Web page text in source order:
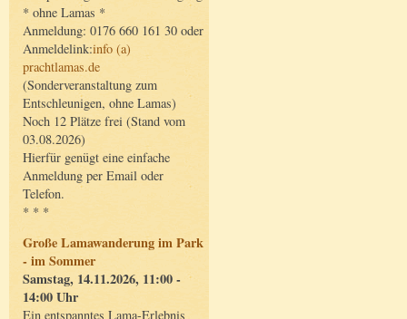
* ohne Lamas *
Anmeldung: 0176 660 161 30 oder
Anmeldelink:info (a)
prachtlamas.de
(Sonderveranstaltung zum
Entschleunigen, ohne Lamas)
Noch 12 Plätze frei (Stand vom
03.08.2026)
Hierfür genügt eine einfache
Anmeldung per Email oder
Telefon.
* * *
Große Lamawanderung im Park
- im Sommer
Samstag, 14.11.2026, 11:00 -
14:00 Uhr
Ein entspanntes Lama-Erlebnis